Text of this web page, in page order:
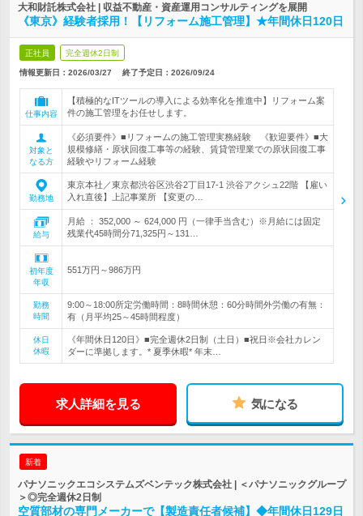
大和財託株式会社 | 収益不動産・資産運用コンサルティングを展開
《東京》経験者採用！【リフォーム施工管理】★年間休日120日
正社員 完全週休2日制
情報更新日：2026/03/27 終了予定日： 2026/09/24
仕事内容
【積極的なITツールの導入による効率化を推進中】リフォーム案
件の施工管理をお任せします。
対象と
なる方
《必須要件》■リフォームの施工管理実務経験 《歓迎要件》■大
規模修繕・原状回復工事等の経験、賃貸管理業での原状回復工事
経験やリフォーム経験
勤務地
東京本社／東京都渋谷区渋谷2丁目17-1 渋谷アクシュ22階 【雇い
入れ直後】上記事業所 【変更の…
給与
月給 ： 352,000 ～ 624,000 円（一律手当含む）※月給には固定
残業代45時間分71,325円～131…
初年度
年収
551万円～986万円
勤務
時間
9:00～18:00所定労働時間：8時間休憩：60分時間外労働の有無：
有（月平均25～45時間程度）
休日
休暇
《年間休日120日》■完全週休2日制（土日）■祝日※会社カレン
ダーに準拠します。* 夏季休暇* 年末…
求人詳細を見る 気になる
新着
パナソニックエコシステムズベンテック株式会社 | ＜パナソニックグループ
＞◎完全週休2日制
空質部材の専門メーカーで【製造責任者候補】◆年間休日129日